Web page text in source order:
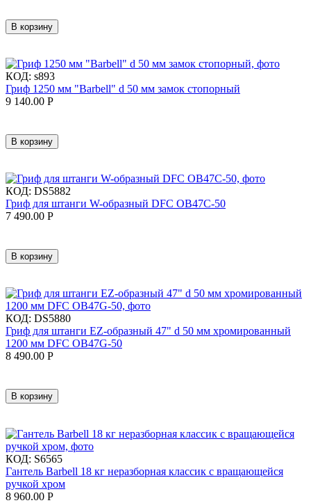
В корзину
КОД: s893
Гриф 1250 мм "Barbell" d 50 мм замок стопорный
9 140.00 Р
В корзину
КОД: DS5882
Гриф для штанги W-образный DFC OB47C-50
7 490.00 Р
В корзину
КОД: DS5880
Гриф для штанги EZ-образный 47" d 50 мм хромированный
1200 мм DFC OB47G-50
8 490.00 Р
В корзину
КОД: S6565
Гантель Barbell 18 кг неразборная классик с вращающейся
ручкой хром
8 960.00 Р